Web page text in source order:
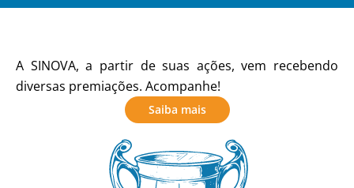
A SINOVA, a partir de suas ações, vem recebendo
diversas premiações. Acompanhe!
Saiba mais